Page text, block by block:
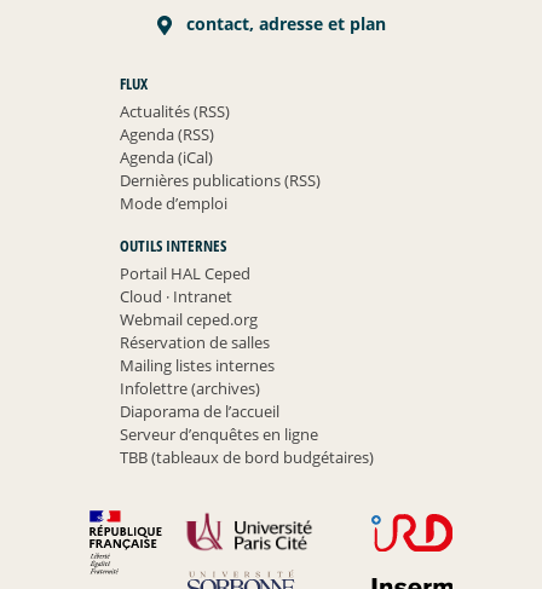
contact, adresse et plan
FLUX
Actualités (RSS)
Agenda (RSS)
Agenda (iCal)
Dernières publications (RSS)
Mode d’emploi
OUTILS INTERNES
Portail HAL Ceped
Cloud ·Intranet
Webmail ceped.org
Réservation de salles
Mailing listes internes
Infolettre (archives)
Diaporama de l’accueil
Serveur d’enquêtes en ligne
TBB (tableaux de bord budgétaires)